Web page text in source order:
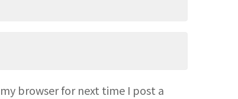
browser for next time I post a